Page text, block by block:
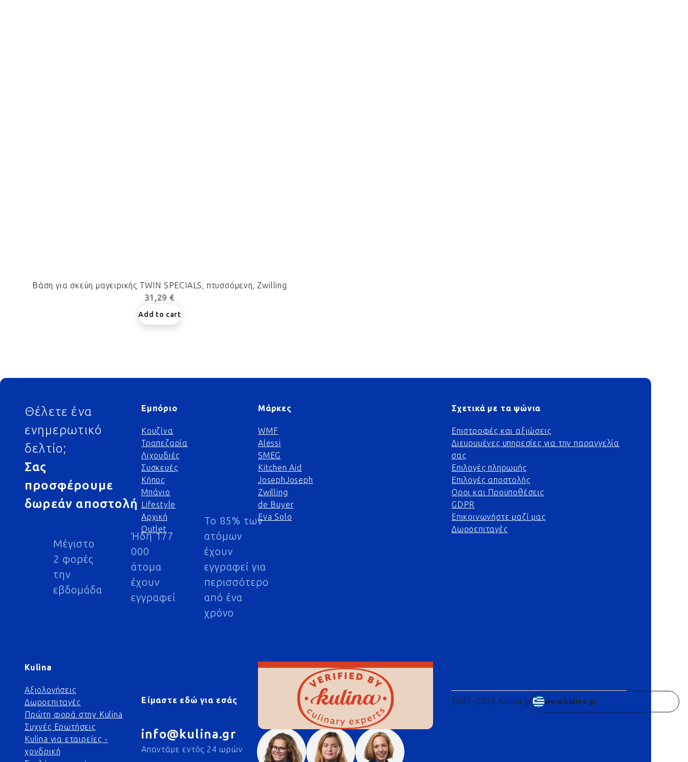
Βάση για σκεύη μαγειρικής TWIN SPECIALS, πτυσσόμενη, Zwilling
31,29 €
Add to cart
Footer
Θέλετε ένα
ενημερωτικό
δελτίο;
Σας
προσφέρουμε
δωρεάν αποστολή
Μέγιστο
2 φορές
την
εβδομάδα
Ήδη 177
000
άτομα
έχουν
εγγραφεί
Το 85% των
ατόμων
έχουν
εγγραφεί για
περισσότερο
από ένα
χρόνο
Εμπόριο
Κουζίνα
Τραπεζαρία
Λιχουδιές
Συσκευές
Κήπος
Μπάνιο
Lifestyle
Αρχική
Outlet
Μάρκες
WMF
Alessi
SMEG
Kitchen Aid
JosephJoseph
Zwilling
de Buyer
Eva Solo
Σχετικά με τα ψώνια
Επιστροφές και αξιώσεις
Διευρυμένες υπηρεσίες για την παραγγελία
σας
Επιλογές πληρωμής
Επιλογές αποστολής
Οροι και Προϋποθέσεις
GDPR
Επικοινωνήστε μαζί μας
Δωροεπιταγές
Kulina
Αξιολογήσεις
Δωροεπιταγές
Πρώτη φορά στην Kulina
Συχνές Ερωτήσεις
Kulina για εταιρείες -
χονδρική
Είμαστε εδώ για εσάς
info@kulina.gr
Απαντάμε εντός 24 ωρών
2007–2025 Kulina.gr www.kulina.gr